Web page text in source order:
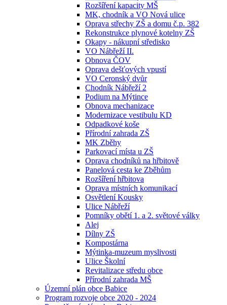
Rozšíření kapacity MŠ
MK, chodník a VO Nová ulice
Oprava střechy ZŠ a domu č.p. 382
Rekonstrukce plynové kotelny ZŠ
Okapy - nákupní středisko
VO Nábřeží II.
Obnova ČOV
Oprava dešťových vpustí
VO Ceronský dvůr
Chodník Nábřeží 2
Podium na Mýtince
Obnova mechanizace
Modernizace vestibulu KD
Odpadkové koše
Přírodní zahrada ZŠ
MK Zběhy
Parkovací místa u ZŠ
Oprava chodníků na hřbitově
Panelová cesta ke Zběhům
Rozšíření hřbitova
Oprava místních komunikací
Osvětlení Kousky
Ulice Nábřeží
Pomníky obětí 1. a 2. světové války
Alej
Dílny ZŠ
Kompostárna
Mýtinka-muzeum myslivosti
Ulice Školní
Revitalizace středu obce
Přírodní zahrada MŠ
Územní plán obce Babice
Program rozvoje obce 2020 - 2024